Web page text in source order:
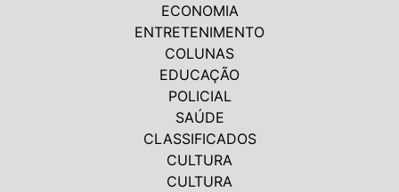
ECONOMIA
ENTRETENIMENTO
COLUNAS
EDUCAÇÃO
POLICIAL
SAÚDE
CLASSIFICADOS
CULTURA
CULTURA